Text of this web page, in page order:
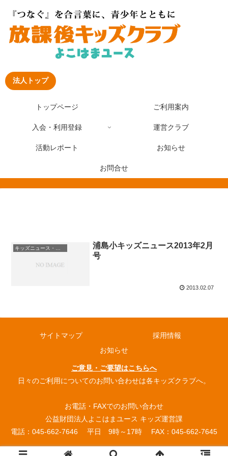
法人トップ
トップページ ご利用案内
入会・利用登録 運営クラブ
活動レポート お知らせ
お問合せ
キッズニュース・お知らせ
浦島小キッズニュース2013年2月
号
2013.02.07
サイトマップ
採用情報
お知らせ
ご意見・ご要望はこちらへ
日々のご利用についてのお問い合わせは各キッズクラブへ。
お電話・FAXでのお問い合わせ
公益財団法人よこはまユース キッズ運営課
電話：045-662-7646 平日 9時～17時 FAX：045-662-7645